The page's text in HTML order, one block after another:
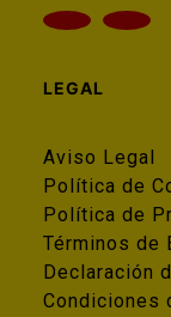
LEGAL
Aviso Legal
Política de
Política de
Términos de
Declaración
Condiciones